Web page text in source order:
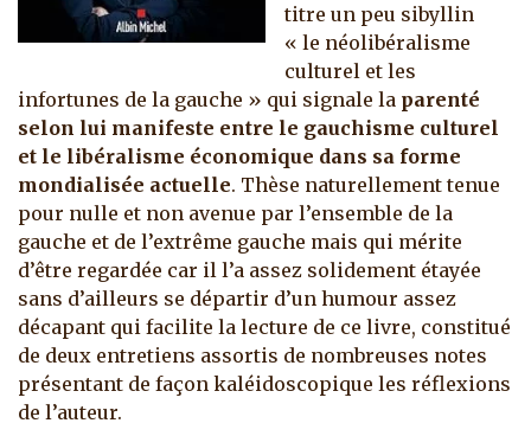
titre un peu sibyllin
« le néolibéralisme
culturel et les
infortunes de la gauche » qui signale la parenté
selon lui manifeste entre le gauchisme culturel
et le libéralisme économique dans sa forme
mondialisée actuelle. Thèse naturellement tenue
pour nulle et non avenue par l’ensemble de la
gauche et de l’extrême gauche mais qui mérite
d’être regardée car il l’a assez solidement étayée
sans d’ailleurs se départir d’un humour assez
décapant qui facilite la lecture de ce livre, constitué
de deux entretiens assortis de nombreuses notes
présentant de façon kaléidoscopique les réflexions
de l’auteur.